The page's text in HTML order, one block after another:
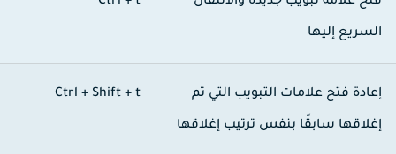
إليها
فتح علامات التبويب التي تم
سابقًا بنفس ترتيب إغلاقها
Ctrl + Shift + t